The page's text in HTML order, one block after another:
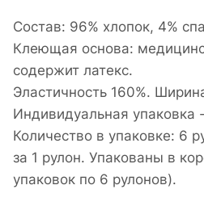
Состав: 96% хлопок, 4%
Клеющая основа:
содержит латекс.
Эластичность 160%.
Индивидуальная упаковка
Количество в упаковке: 6
за 1 рулон. Упакованы в
упаковок по 6 рулонов).